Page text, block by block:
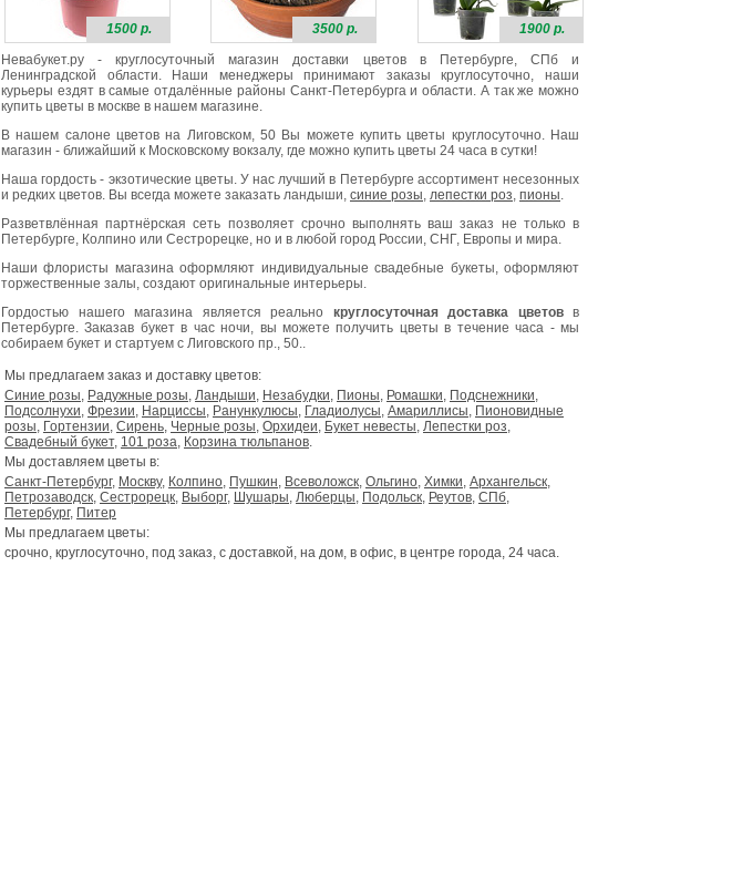
1500 р. 3500 р.
1900 р.
Невабукет.ру - круглосуточный магазин доставки цветов в Петербурге, СПб и
Ленинградской области. Наши менеджеры принимают заказы круглосуточно, наши
курьеры ездят в самые отдалённые районы Санкт-Петербурга и области. А так же можно
купить цветы в москве в нашем магазине.
В нашем салоне цветов на Лиговском, 50 Вы можете купить цветы круглосуточно. Наш
магазин - ближайший к Московскому вокзалу, где можно купить цветы 24 часа в сутки!
Наша гордость - экзотические цветы. У нас лучший в Петербурге ассортимент несезонных
и редких цветов. Вы всегда можете заказать ландыши, синие розы, лепестки роз, пионы.
Разветвлённая партнёрская сеть позволяет срочно выполнять ваш заказ не только в
Петербурге, Колпино или Сестрорецке, но и в любой город России, СНГ, Европы и мира.
Наши флористы магазина оформляют индивидуальные свадебные букеты, оформляют
торжественные залы, создают оригинальные интерьеры.
Гордостью нашего магазина является реально круглосуточная доставка цветовв
Петербурге. Заказав букет в час ночи, вы можете получить цветы в течение часа - мы
собираем букет и стартуем с Лиговского пр., 50..
Мы предлагаем заказ и доставку цветов:
Синие розы, Радужные розы, Ландыши, Незабудки, Пионы, Ромашки, Подснежники,
Подсолнухи, Фрезии, Нарциссы, Ранункулюсы, Гладиолусы, Амариллисы, Пионовидные
розы, Гортензии, Сирень, Черные розы, Орхидеи, Букет невесты, Лепестки роз,
Свадебный букет, 101 роза, Корзина тюльпанов.
Мы доставляем цветы в:
Санкт-Петербург, Москву, Колпино, Пушкин, Всеволожск, Ольгино, Химки, Архангельск,
Петрозаводск, Сестрорецк, Выборг, Шушары, Люберцы, Подольск, Реутов, СПб,
Петербург, Питер
Мы предлагаем цветы:
срочно, круглосуточно, под заказ, с доставкой, на дом, в офис, в центре города, 24 часа.